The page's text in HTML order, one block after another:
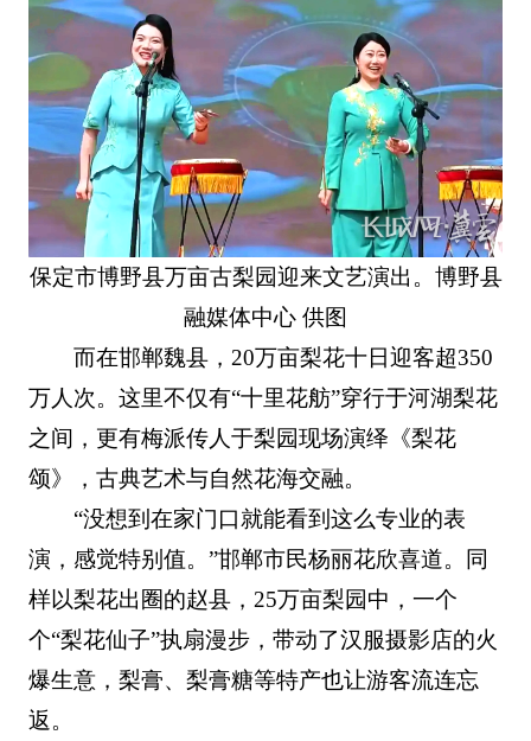
保定市博野县万亩古梨园迎来文艺演出。博野县
融媒体中心 供图
而在邯郸魏县，20万亩梨花十日迎客超350
万人次。这里不仅有“十里花舫”穿行于河湖梨花
之间，更有梅派传人于梨园现场演绎‌《梨花
颂》，古典艺术与自然花海交融。
“没想到在家门口就能看到这么专业的表
演，感觉特别值。”邯郸市民杨丽花欣喜道。同
样以梨花出圈的赵县，25万亩梨园中，一个
个“梨花仙子”执扇漫步，带动了汉服摄影店的火
爆生意，梨膏、梨膏糖等特产也让游客流连忘
返。